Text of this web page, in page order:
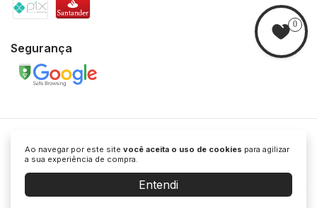
Ao navegar por este site você aceita o uso de cookies para agilizar
a sua experiência de compra.
Entendi
Segurança
Polyvox
© 2026 POLYVOX - CNPJ: 34.441.387/0001-33 - Todos os direitos
reservados.
Alameda Araguaia, 2044 - Alphaville Industrial, Barueri -
SP, CEP 06455-000.
0